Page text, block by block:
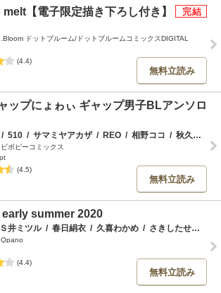
melt【電子限定描き下ろし付き】
ドットブルーム/ドットブルームコミックスDIGITAL
(4.4)
無料立読み
ップにょゎぃ ギャップ男子BLアンソロ
/ 510 / サマミヤアカザ / REO / 相野ココ / 秋久テオ
ボピーコミックス
(4.5)
無料立読み
summer 2020
Ｓ井ミツル / 春日絹衣 / 久喜わかめ / さきしたせんむ
(4.4)
無料立読み